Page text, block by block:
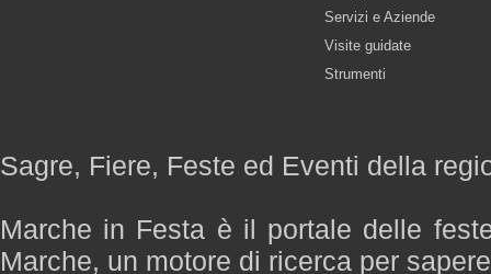
Servizi e Aziende
Visite guidate
Strumenti
Sagre, Fiere, Feste ed Eventi della
Marche in Festa è il portale delle
Marche, un motore di ricerca per